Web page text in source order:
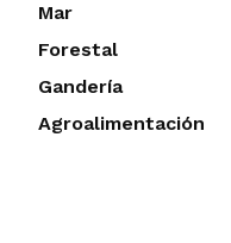
Mar
Forestal
Gandería
Agroalimentación